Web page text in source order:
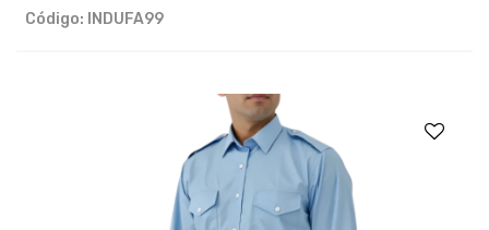
Código: INDUFA99